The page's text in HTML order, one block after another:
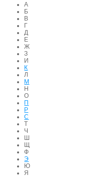
А
Б
В
Г
Д
Е
Ж
З
И
К
Л
М
Н
О
П
Р
С
Т
Ч
Ш
Щ
Ф
Э
Ю
Я